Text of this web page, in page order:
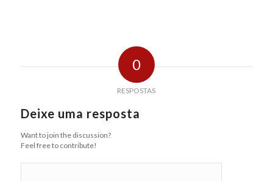
0
RESPOSTAS
Deixe uma resposta
Want to join the discussion?
Feel free to contribute!